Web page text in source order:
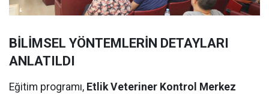
BİLİMSEL YÖNTEMLERİN DETAYLARI
ANLATILDI
Eğitim programı, Etlik Veteriner Kontrol Merkez